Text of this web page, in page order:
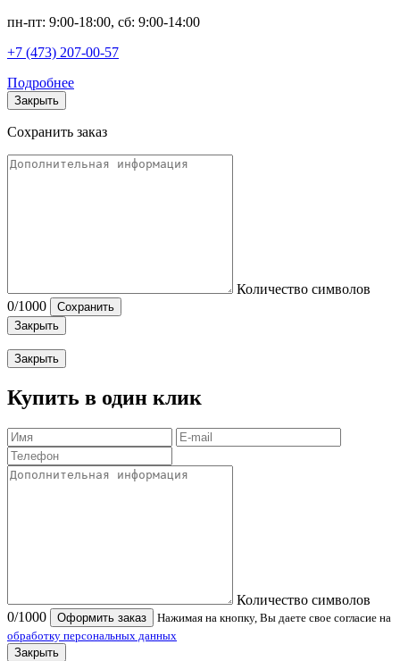
пн-пт: 9:00-18:00, сб: 9:00-14:00
+7 (473) 207-00-57
Подробнее
Закрыть
Сохранить заказ
Количество символов
0/1000
Сохранить
Закрыть
Закрыть
Купить в один клик
Количество символов
0/1000 Оформить заказ
Нажимая на кнопку, Вы даете свое согласие на
обработку персональных данных
Закрыть